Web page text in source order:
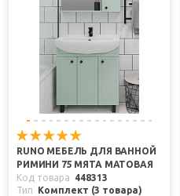
RUNO МЕБЕЛЬ ДЛЯ ВАННОЙ
РИМИНИ 75 МЯТА МАТОВАЯ
Код товара
448313
Тип
Комплект (3 товара)